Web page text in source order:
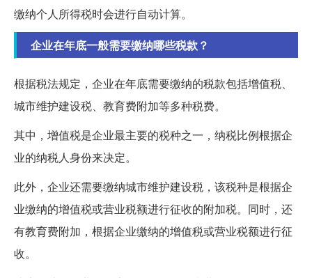
缴纳个人所得税时会进行自动计算。
企业在年底一般需要缴纳哪些税款？
根据税法规定，企业在年底需要缴纳的税款包括增值税、
城市维护建设税、教育费附加等多种税费。
其中，增值税是企业最主要的税种之一，纳税比例根据企
业的纳税人身份来决定。
此外，企业还需要缴纳城市维护建设税，该税种是根据企
业缴纳的增值税或营业税额进行征收的附加税。同时，还
有教育费附加，根据企业缴纳的增值税或营业税额进行征
收。